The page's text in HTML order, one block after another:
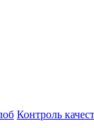
Контроль